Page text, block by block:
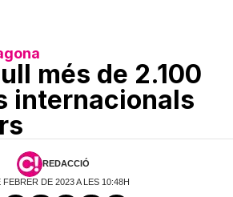
més de 2.100
internacionals
REDACCIÓ
FEBRER DE 2023 A LES 10:48H